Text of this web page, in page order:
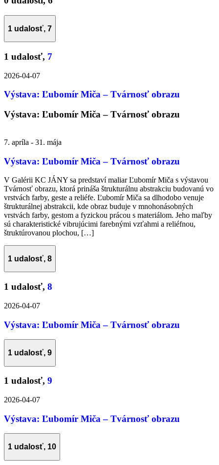
1 udalosť, 7
1 udalosť, 7
2026-04-07
Výstava: Ľubomír Miča – Tvárnosť obrazu
Výstava: Ľubomír Miča – Tvárnosť obrazu
7. apríla - 31. mája
Výstava: Ľubomír Miča – Tvárnosť obrazu
V Galérii KC JÁNY sa predstaví maliar Ľubomír Miča s výstavou
Tvárnosť obrazu, ktorá prináša štrukturálnu abstrakciu budovanú vo
vrstvách farby, geste a reliéfe. Ľubomír Miča sa dlhodobo venuje
štrukturálnej abstrakcii, kde obraz buduje v mnohonásobných
vrstvách farby, gestom a fyzickou prácou s materiálom. Jeho maľby
sú charakteristické vibrujúcimi farebnými vzťahmi a reliéfnou,
štruktúrovanou plochou, […]
1 udalosť, 8
1 udalosť, 8
2026-04-07
Výstava: Ľubomír Miča – Tvárnosť obrazu
1 udalosť, 9
1 udalosť, 9
2026-04-07
Výstava: Ľubomír Miča – Tvárnosť obrazu
1 udalosť, 10